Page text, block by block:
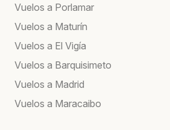
Vuelos a Porlamar
Vuelos a Maturín
Vuelos a El Vigía
Vuelos a Barquisimeto
Vuelos a Madrid
Vuelos a Maracaibo